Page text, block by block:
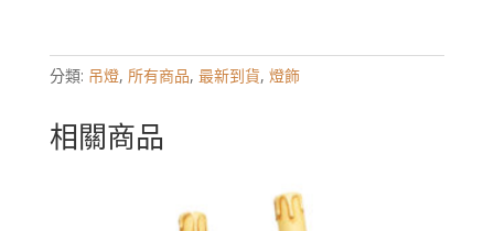
分類: 吊燈, 所有商品, 最新到貨, 燈飾
相關商品